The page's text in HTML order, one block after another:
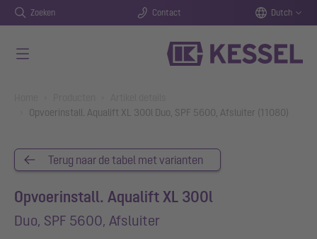
Zoeken Contact Dutch
Opvoerinstall. Aqualift XL 300l Duo, SPF 5600, Afsluiter (11080)
Terug naar de tabel met varianten
Opvoerinstall. Aqualift XL 300l
Duo, SPF 5600, Afsluiter